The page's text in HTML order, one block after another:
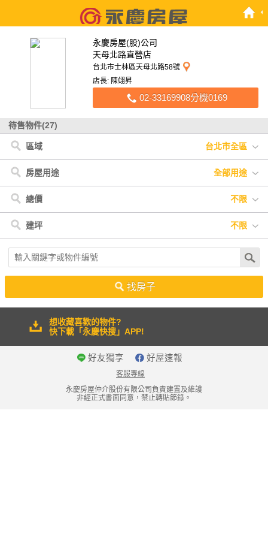
永慶房屋(股)公司
天母北路直營店
台北市士林區天母北路58號
店長: 陳翊昇
02-33169908分機0169
待售物件(27)
區域 台北市全區
台北市
< 台北市 北投區
房屋用途 全部用途
全部用途 其他
總價 不限
不限 900萬以下
建坪 不限
不限 20坪以下 20坪-30坪 30坪-40坪
40坪-50坪
50坪以上
找房子
想收藏喜歡的物件?
快下載「永慶快搜」APP!
好友獨享 好屋速報
客服專線
永慶房屋仲介股份有限公司負責建置及維護
非經正式書面同意，禁止轉貼節錄。